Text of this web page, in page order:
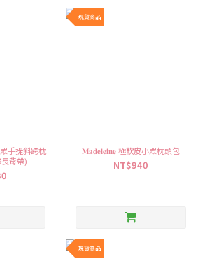
手提斜跨枕
背帶)
現貨商品
𝐌𝐚𝐝𝐞𝐥𝐞𝐢𝐧𝐞 極軟皮小眾枕頭包
NT$940
現貨商品